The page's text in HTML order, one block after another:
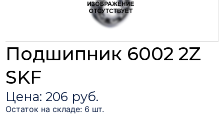
Подшипник 6002 2Z
SKF
Цена: 206 руб.
Остаток на складе: 6 шт.